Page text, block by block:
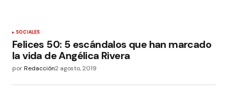
SOCIALES
Felices 50: 5 escándalos que han marcado
la vida de Angélica Rivera
porRedacción2 agosto, 2019